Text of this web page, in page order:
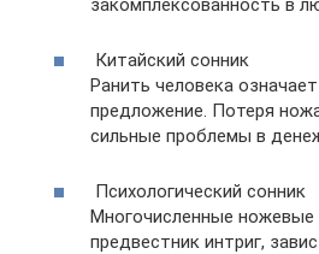
закомплексованность в
Китайский сонник
Ранить человека
предложение. Потеря
сильные проблемы в
Психологический сонник
Многочисленные ножевые
предвестник интриг,